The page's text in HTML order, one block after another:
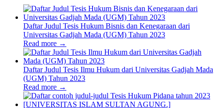
Daftar Judul Tesis Hukum Bisnis dan Kenegaraan dari
Universitas Gadjah Mada (UGM) Tahun 2023
Read more →
Daftar Judul Tesis Ilmu Hukum dari Universitas Gadjah Mada
(UGM) Tahun 2023
Read more →